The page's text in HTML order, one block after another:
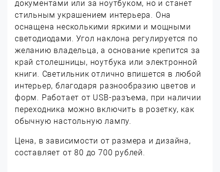
документами или за ноутбуком, но и станет
стильным украшением интерьера. Она
оснащена несколькими яркими и мощными
светодиодами. Угол наклона регулируется по
желанию владельца, а основание крепится за
край столешницы, ноутбука или электронной
книги. Светильник отлично впишется в любой
интерьер, благодаря разнообразию цветов и
форм. Работает от USB-разъема, при наличии
переходника можно включить в розетку, как
обычную настольную лампу.
Цена, в зависимости от размера и дизайна,
составляет от 80 до 700 рублей.